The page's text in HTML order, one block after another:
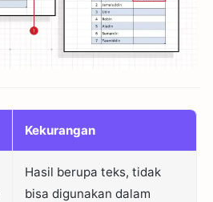
Kekurangan
Hasil berupa teks, tidak
bisa digunakan dalam